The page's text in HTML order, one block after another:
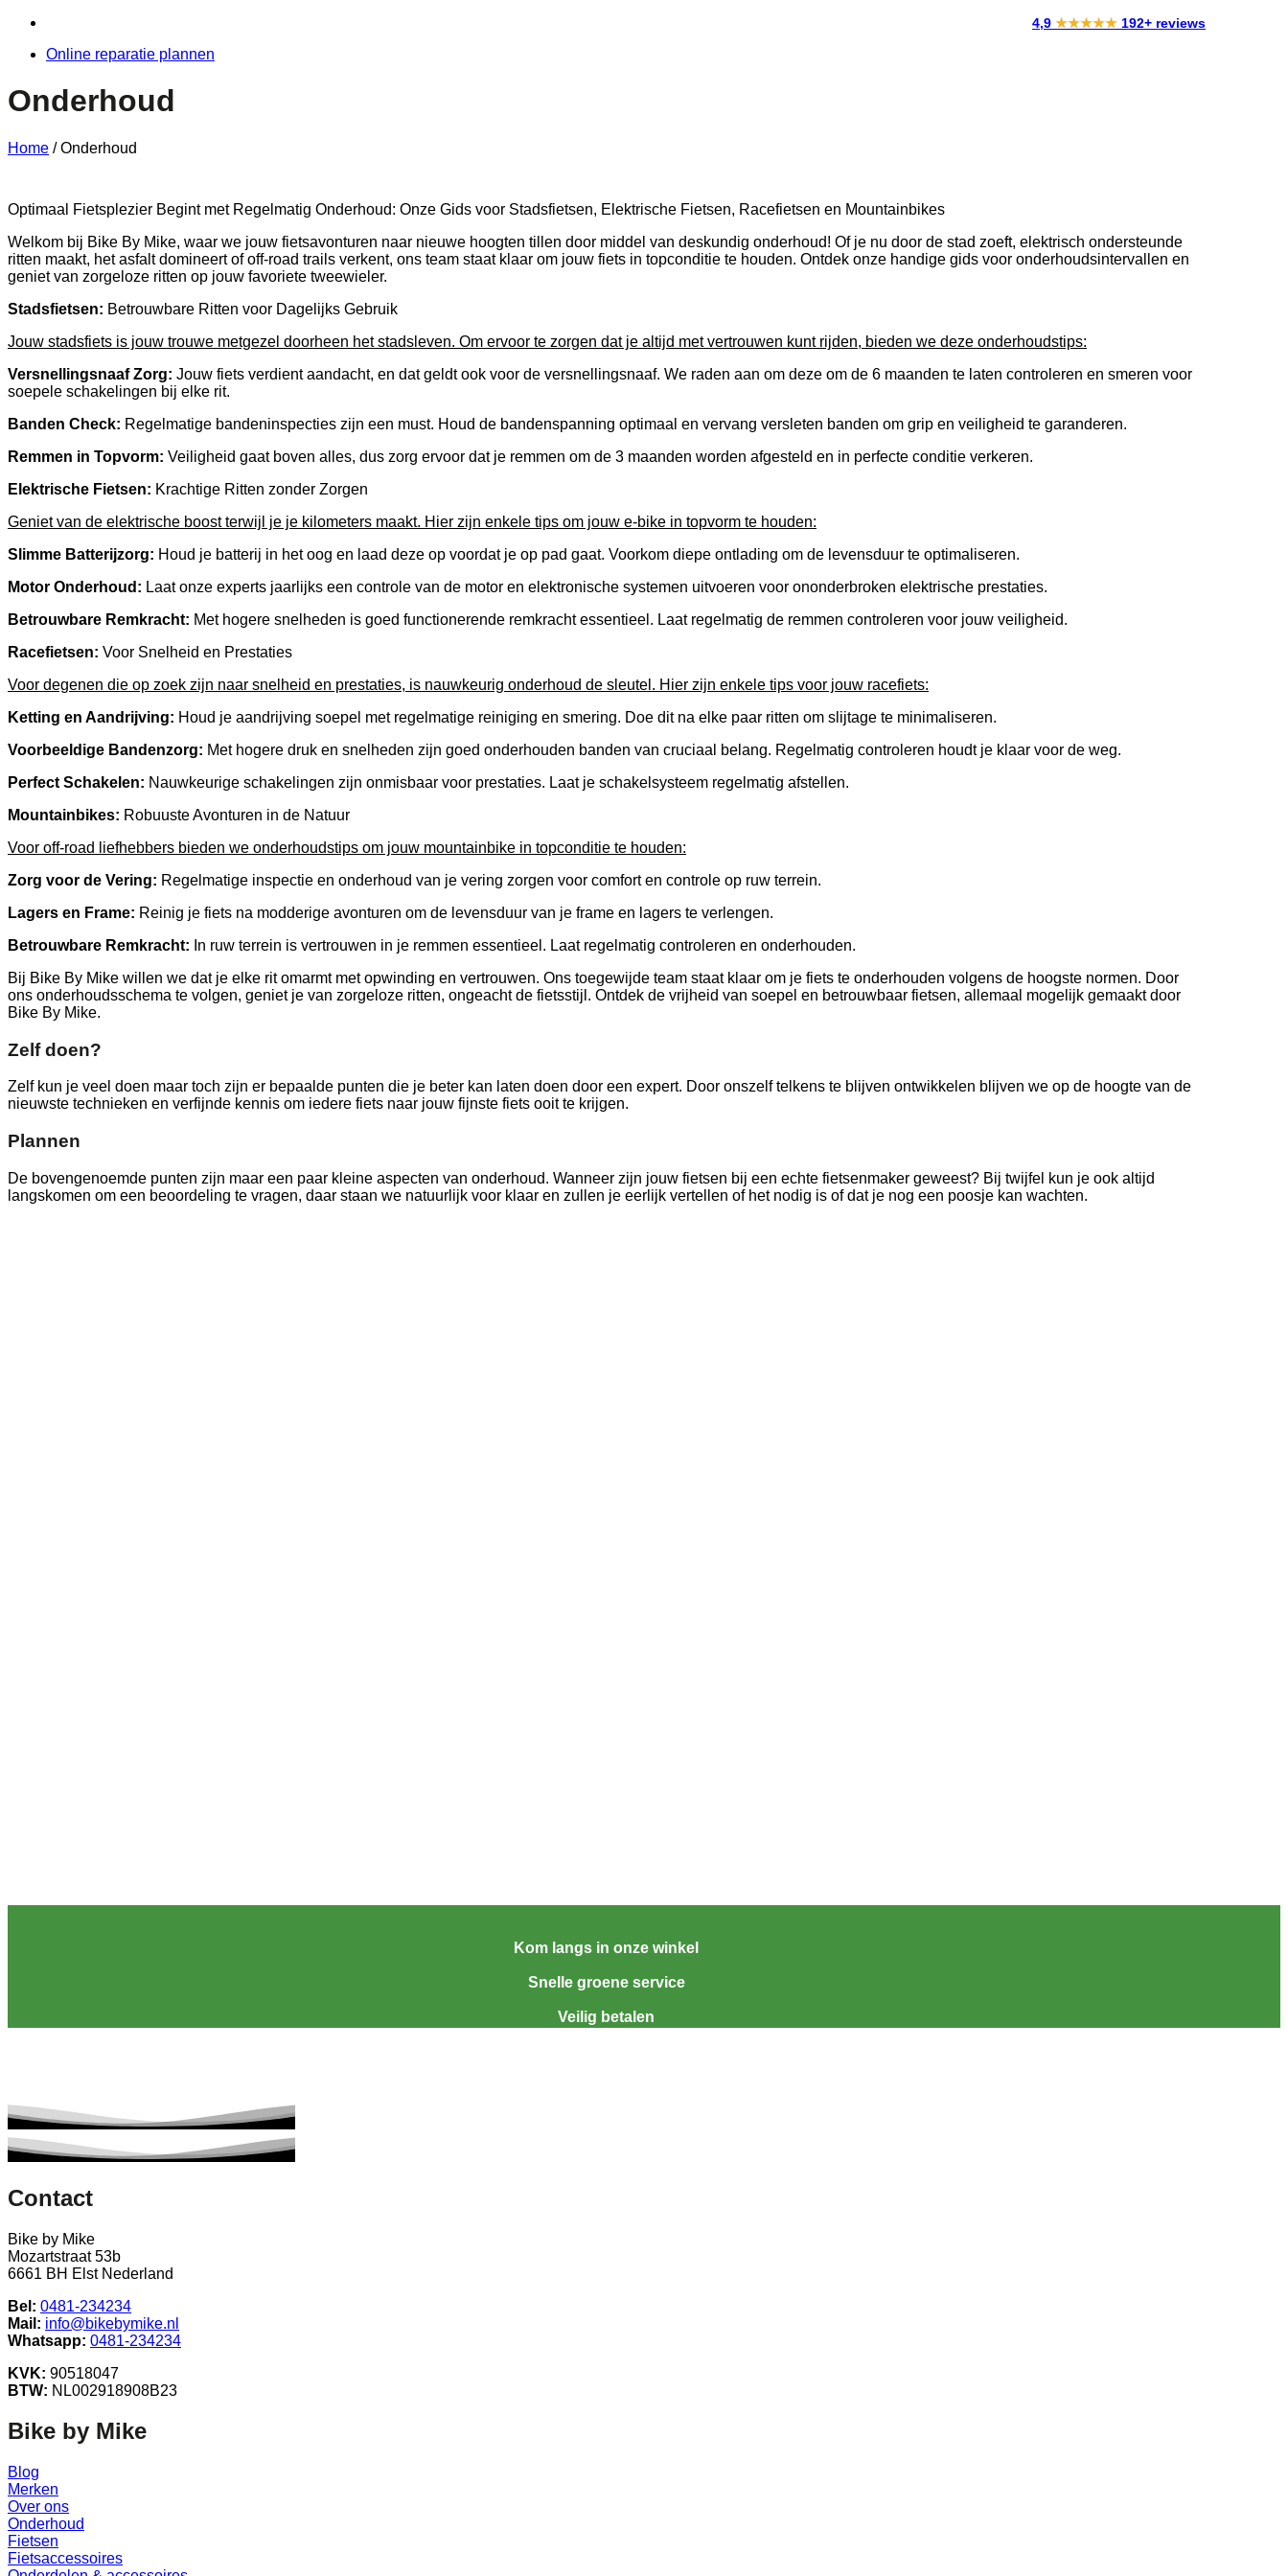
4,9 ★★★★★ 192+ reviews
Online reparatie plannen
Onderhoud
Home /Onderhoud
Optimaal Fietsplezier Begint met Regelmatig Onderhoud: Onze Gids voor Stadsfietsen, Elektrische Fietsen, Racefietsen en Mountainbikes
Welkom bij Bike By Mike, waar we jouw fietsavonturen naar nieuwe hoogten tillen door middel van deskundig onderhoud! Of je nu door de stad zoeft, elektrisch ondersteunde
ritten maakt, het asfalt domineert of off-road trails verkent, ons team staat klaar om jouw fiets in topconditie te houden. Ontdek onze handige gids voor onderhoudsintervallen en
geniet van zorgeloze ritten op jouw favoriete tweewieler.
Stadsfietsen: Betrouwbare Ritten voor Dagelijks Gebruik
Jouw stadsfiets is jouw trouwe metgezel doorheen het stadsleven. Om ervoor te zorgen dat je altijd met vertrouwen kunt rijden, bieden we deze onderhoudstips:
Versnellingsnaaf Zorg: Jouw fiets verdient aandacht, en dat geldt ook voor de versnellingsnaaf. We raden aan om deze om de 6 maanden te laten controleren en smeren voor
soepele schakelingen bij elke rit.
Banden Check: Regelmatige bandeninspecties zijn een must. Houd de bandenspanning optimaal en vervang versleten banden om grip en veiligheid te garanderen.
Remmen in Topvorm: Veiligheid gaat boven alles, dus zorg ervoor dat je remmen om de 3 maanden worden afgesteld en in perfecte conditie verkeren.
Elektrische Fietsen: Krachtige Ritten zonder Zorgen
Geniet van de elektrische boost terwijl je je kilometers maakt. Hier zijn enkele tips om jouw e-bike in topvorm te houden:
Slimme Batterijzorg: Houd je batterij in het oog en laad deze op voordat je op pad gaat. Voorkom diepe ontlading om de levensduur te optimaliseren.
Motor Onderhoud: Laat onze experts jaarlijks een controle van de motor en elektronische systemen uitvoeren voor ononderbroken elektrische prestaties.
Betrouwbare Remkracht: Met hogere snelheden is goed functionerende remkracht essentieel. Laat regelmatig de remmen controleren voor jouw veiligheid.
Racefietsen: Voor Snelheid en Prestaties
Voor degenen die op zoek zijn naar snelheid en prestaties, is nauwkeurig onderhoud de sleutel. Hier zijn enkele tips voor jouw racefiets:
Ketting en Aandrijving: Houd je aandrijving soepel met regelmatige reiniging en smering. Doe dit na elke paar ritten om slijtage te minimaliseren.
Voorbeeldige Bandenzorg: Met hogere druk en snelheden zijn goed onderhouden banden van cruciaal belang. Regelmatig controleren houdt je klaar voor de weg.
Perfect Schakelen: Nauwkeurige schakelingen zijn onmisbaar voor prestaties. Laat je schakelsysteem regelmatig afstellen.
Mountainbikes: Robuuste Avonturen in de Natuur
Voor off-road liefhebbers bieden we onderhoudstips om jouw mountainbike in topconditie te houden:
Zorg voor de Vering: Regelmatige inspectie en onderhoud van je vering zorgen voor comfort en controle op ruw terrein.
Lagers en Frame: Reinig je fiets na modderige avonturen om de levensduur van je frame en lagers te verlengen.
Betrouwbare Remkracht: In ruw terrein is vertrouwen in je remmen essentieel. Laat regelmatig controleren en onderhouden.
Bij Bike By Mike willen we dat je elke rit omarmt met opwinding en vertrouwen. Ons toegewijde team staat klaar om je fiets te onderhouden volgens de hoogste normen. Door
ons onderhoudsschema te volgen, geniet je van zorgeloze ritten, ongeacht de fietsstijl. Ontdek de vrijheid van soepel en betrouwbaar fietsen, allemaal mogelijk gemaakt door
Bike By Mike.
Zelf doen?
Zelf kun je veel doen maar toch zijn er bepaalde punten die je beter kan laten doen door een expert. Door onszelf telkens te blijven ontwikkelen blijven we op de hoogte van de
nieuwste technieken en verfijnde kennis om iedere fiets naar jouw fijnste fiets ooit te krijgen.
Plannen
De bovengenoemde punten zijn maar een paar kleine aspecten van onderhoud. Wanneer zijn jouw fietsen bij een echte fietsenmaker geweest? Bij twijfel kun je ook altijd
langskomen om een beoordeling te vragen, daar staan we natuurlijk voor klaar en zullen je eerlijk vertellen of het nodig is of dat je nog een poosje kan wachten.
Kom langs in onze winkel
Snelle groene service
Veilig betalen
Contact
Bike by Mike
Mozartstraat 53b
6661 BH Elst Nederland
Bel: 0481-234234
Mail: info@bikebymike.nl
Whatsapp: 0481-234234
KVK: 90518047
BTW: NL002918908B23
Bike by Mike
Blog
Merken
Over ons
Onderhoud
Fietsen
Fietsaccessoires